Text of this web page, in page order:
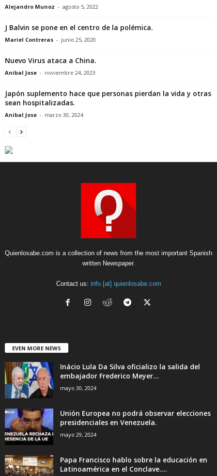
Alejandro Munoz - agosto 5, 2022
J Balvin se pone en el centro de la polémica.
Mariel Contreras - junio 25, 2020
Nuevo Virus ataca a China.
Anibal Jose - noviembre 24, 2023
Japón suplemento hace que personas pierdan la vida y otras
sean hospitalizadas.
Anibal Jose - marzo 30, 2024
Quienlosabe.com is a collection of news from the most important Spanish
written Newspaper.
Contact us: info [at] quienlosabe.com
EVEN MORE NEWS
Inácio Lula Da Silva oficializo la salida del
embajador Frederico Meyer...
mayo 30, 2024
Unión Europea no podrá observar elecciones
presidenciales en Venezuela.
mayo 29, 2024
Papa Francisco hablo sobre la educación en
Latinoamérica en el Conclave....